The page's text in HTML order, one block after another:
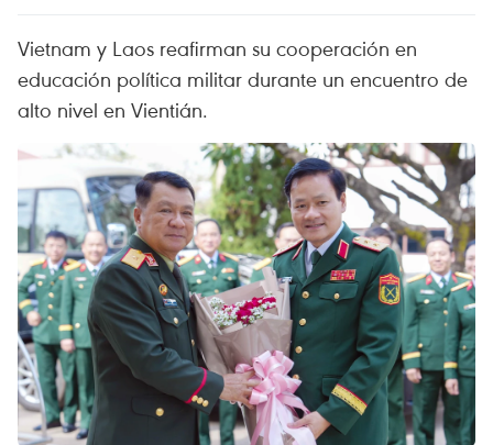
Vietnam y Laos reafirman su cooperación en
educación política militar durante un encuentro de
alto nivel en Vientián.